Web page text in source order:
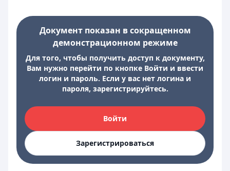
Документ показан в сокращенном
демонстрационном режиме
Для того, чтобы получить доступ к документу,
Вам нужно перейти по кнопке Войти и ввести
логин и пароль. Если у вас нет логина и
пароля, зарегистрируйтесь.
Войти
Зарегистрироваться